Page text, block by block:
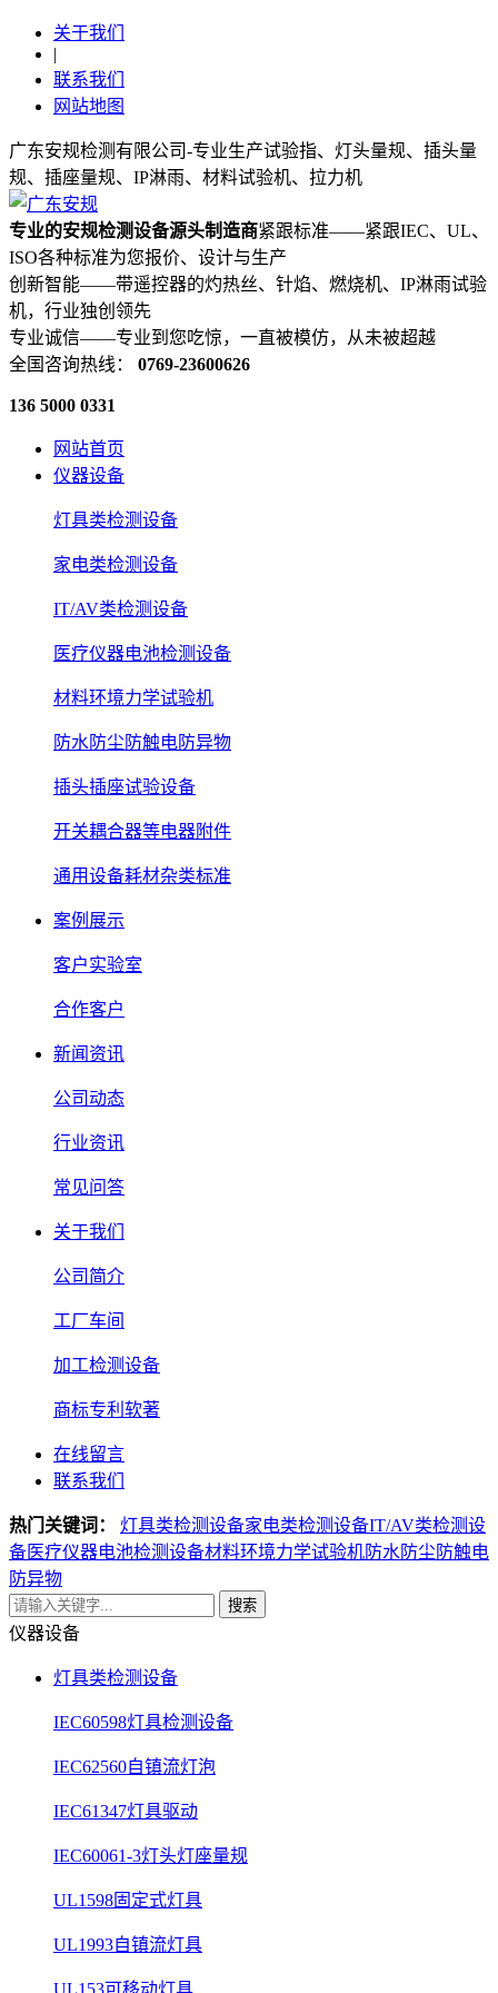
关于我们
|
联系我们
网站地图
广东安规检测有限公司-专业生产试验指、灯头量规、插头量
规、插座量规、IP淋雨、材料试验机、拉力机
专业的安规检测设备源头制造商紧跟标准——紧跟IEC、UL、
ISO各种标准为您报价、设计与生产
创新智能——带遥控器的灼热丝、针焰、燃烧机、IP淋雨试验
机，行业独创领先
专业诚信——专业到您吃惊，一直被模仿，从未被超越
全国咨询热线： 0769-23600626
136 5000 0331
网站首页
仪器设备
灯具类检测设备
家电类检测设备
IT/AV类检测设备
医疗仪器电池检测设备
材料环境力学试验机
防水防尘防触电防异物
插头插座试验设备
开关耦合器等电器附件
通用设备耗材杂类标准
案例展示
客户实验室
合作客户
新闻资讯
公司动态
行业资讯
常见问答
关于我们
公司简介
工厂车间
加工检测设备
商标专利软著
在线留言
联系我们
热门关键词： 灯具类检测设备家电类检测设备IT/AV类检测设
备医疗仪器电池检测设备材料环境力学试验机防水防尘防触电
防异物
搜索
仪器设备
灯具类检测设备
IEC60598灯具检测设备
IEC62560自镇流灯泡
IEC61347灯具驱动
IEC60061-3灯头灯座量规
UL1598固定式灯具
UL1993自镇流灯具
UL153可移动灯具